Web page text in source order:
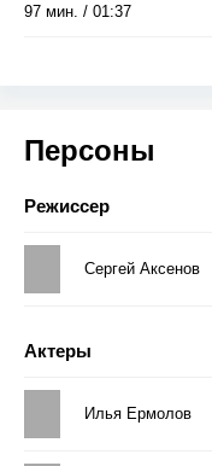
97 мин. / 01:37
Персоны
Режиссер
Сергей Аксенов
Актеры
Илья Ермолов